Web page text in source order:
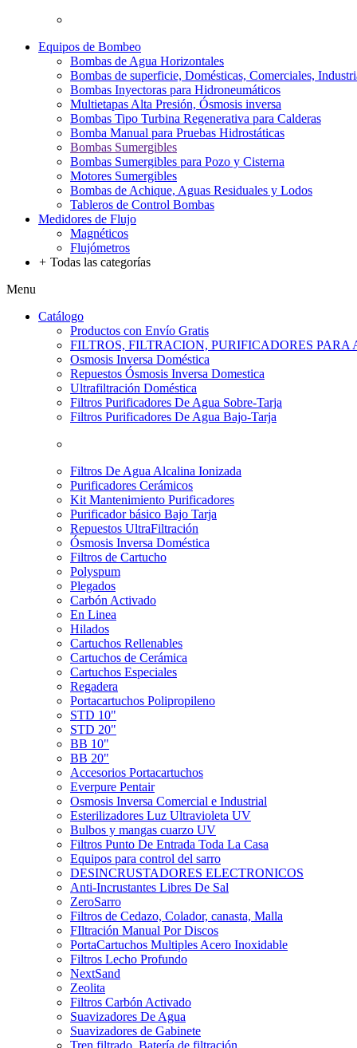
Equipos de Bombeo
Bombas de Agua Horizontales
Bombas de superficie, Domésticas, Comerciales,
Bombas Inyectoras para Hidroneumáticos
Multietapas Alta Presión, Ósmosis inversa
Bombas Tipo Turbina Regenerativa para Calderas
Bomba Manual para Pruebas Hidrostáticas
Bombas Sumergibles
Bombas Sumergibles para Pozo y Cisterna
Motores Sumergibles
Bombas de Achique, Aguas Residuales y Lodos
Tableros de Control Bombas
Medidores de Flujo
Magnéticos
Flujómetros
+ Todas las categorías
Menu
Catálogo
Productos con Envío Gratis
FILTROS, FILTRACION, PURIFICADORES PARA
Osmosis Inversa Doméstica
Repuestos Ósmosis Inversa Domestica
Ultrafiltración Doméstica
Filtros Purificadores De Agua Sobre-Tarja
Filtros Purificadores De Agua Bajo-Tarja
Filtros De Agua Alcalina Ionizada
Purificadores Cerámicos
Kit Mantenimiento Purificadores
Purificador básico Bajo Tarja
Repuestos UltraFiltración
Ósmosis Inversa Doméstica
Filtros de Cartucho
Polyspum
Plegados
Carbón Activado
En Linea
Hilados
Cartuchos Rellenables
Cartuchos de Cerámica
Cartuchos Especiales
Regadera
Portacartuchos Polipropileno
STD 10"
STD 20"
BB 10"
BB 20"
Accesorios Portacartuchos
Everpure Pentair
Osmosis Inversa Comercial e Industrial
Esterilizadores Luz Ultravioleta UV
Bulbos y mangas cuarzo UV
Filtros Punto De Entrada Toda La Casa
Equipos para control del sarro
DESINCRUSTADORES ELECTRONICOS
Anti-Incrustantes Libres De Sal
ZeroSarro
Filtros de Cedazo, Colador, canasta, Malla
FIltración Manual Por Discos
PortaCartuchos Multiples Acero Inoxidable
Filtros Lecho Profundo
NextSand
Zeolita
Filtros Carbón Activado
Suavizadores De Agua
Suavizadores de Gabinete
Tren filtrado, Batería de filtración